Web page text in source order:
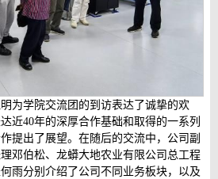
为学院交流团的到访表达了诚挚的欢
近40年的深厚合作基础和取得的一系列
提出了展望。在随后的交流中，公司副
邓伯松、龙蟒大地农业有限公司总工程
雨分别介绍了公司不同业务板块，以及